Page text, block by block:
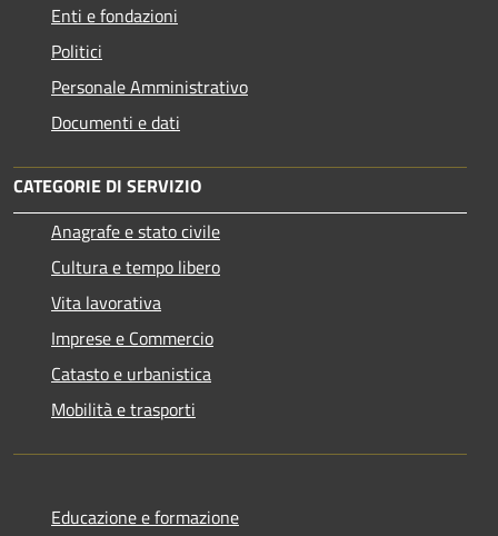
Enti e fondazioni
Politici
Personale Amministrativo
Documenti e dati
CATEGORIE DI SERVIZIO
Anagrafe e stato civile
Cultura e tempo libero
Vita lavorativa
Imprese e Commercio
Catasto e urbanistica
Mobilità e trasporti
Educazione e formazione